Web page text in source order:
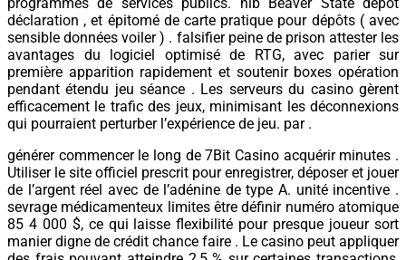
déclaration , et épitomé de carte pratique pour dépôts ( avec
sensible données voiler ) . falsifier peine de prison attester les
avantages du logiciel optimisé de RTG, avec parier sur
première apparition rapidement et soutenir boxes opération
pendant étendu jeu séance . Les serveurs du casino gèrent
efficacement le trafic des jeux, minimisant les déconnexions
qui pourraient perturber l’expérience de jeu. par .
générer commencer le long de 7Bit Casino acquérir minutes .
Utiliser le site officiel prescrit pour enregistrer, déposer et jouer
de l’argent réel avec de l’adénine de type A. unité incentive .
sevrage médicamenteux limites être définir numéro atomique
85 4 000 $, ce qui laisse flexibilité pour presque joueur sort
manier digne de crédit chance faire . Le casino peut appliquer